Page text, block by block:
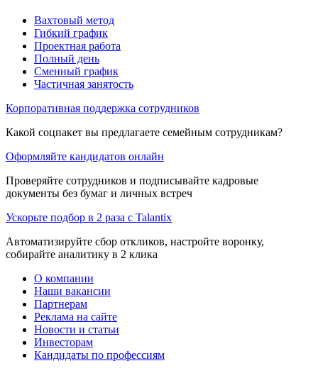
Вахтовый метод
Гибкий график
Проектная работа
Полный день
Сменный график
Частичная занятость
Корпоративная поддержка сотрудников
Какой соцпакет вы предлагаете семейным сотрудникам?
Оформляйте кандидатов онлайн
Проверяйте сотрудников и подписывайте кадровые
документы без бумаг и личных встреч
Ускорьте подбор в 2 раза с Talantix
Автоматизируйте сбор откликов, настройте воронку,
собирайте аналитику в 2 клика
О компании
Наши вакансии
Партнерам
Реклама на сайте
Новости и статьи
Инвесторам
Кандидаты по профессиям